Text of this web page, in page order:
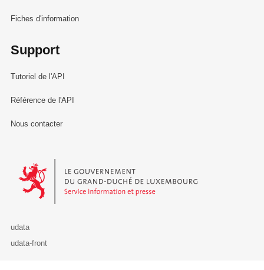
Fiches d'information
Support
Tutoriel de l'API
Référence de l'API
Nous contacter
Le Gouvernement du Grand-Duché de Luxembourg - Service
udata
udata-front